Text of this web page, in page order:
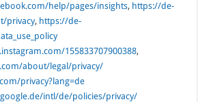
help/pages/insights, https://de-
privacy, https://de-
155833707900388,
about/legal/privacy/
privacy?lang=de
intl/de/policies/privacy/